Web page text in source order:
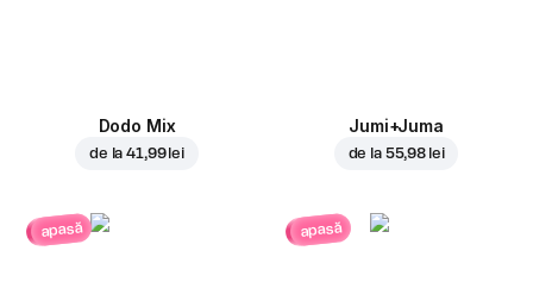
Dodo Mix
de la41,99 lei
Jumi+Juma
de la 55,98 lei
apasă apasă